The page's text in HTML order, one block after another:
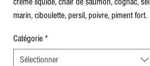
marin, ciboulette, persil, poivre, piment fort.
Catégorie *
Sélectionner